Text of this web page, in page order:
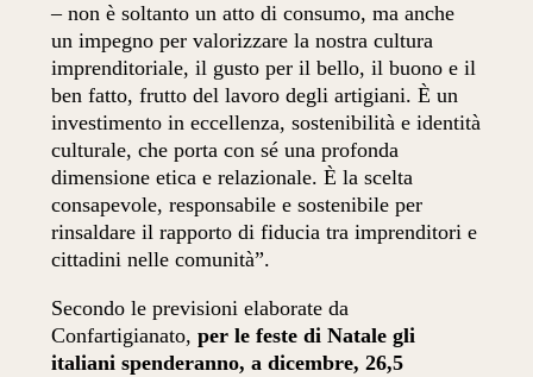
– non è soltanto un atto di consumo, ma anche
un impegno per valorizzare la nostra cultura
imprenditoriale, il gusto per il bello, il buono e il
ben fatto, frutto del lavoro degli artigiani. È un
investimento in eccellenza, sostenibilità e identità
culturale, che porta con sé una profonda
dimensione etica e relazionale. È la scelta
consapevole, responsabile e sostenibile per
rinsaldare il rapporto di fiducia tra imprenditori e
cittadini nelle comunità”.
Secondo le previsioni elaborate da
Confartigianato,per le feste di Natale gli
italiani spenderanno, a dicembre, 26,5